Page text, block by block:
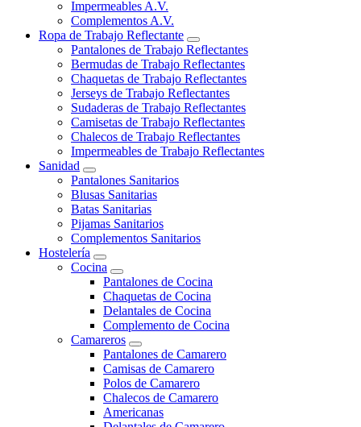
Impermeables A.V.
Complementos A.V.
Ropa de Trabajo Reflectante
Pantalones de Trabajo Reflectantes
Bermudas de Trabajo Reflectantes
Chaquetas de Trabajo Reflectantes
Jerseys de Trabajo Reflectantes
Sudaderas de Trabajo Reflectantes
Camisetas de Trabajo Reflectantes
Chalecos de Trabajo Reflectantes
Impermeables de Trabajo Reflectantes
Sanidad
Pantalones Sanitarios
Blusas Sanitarias
Batas Sanitarias
Pijamas Sanitarios
Complementos Sanitarios
Hostelería
Cocina
Pantalones de Cocina
Chaquetas de Cocina
Delantales de Cocina
Complemento de Cocina
Camareros
Pantalones de Camarero
Camisas de Camarero
Polos de Camarero
Chalecos de Camarero
Americanas